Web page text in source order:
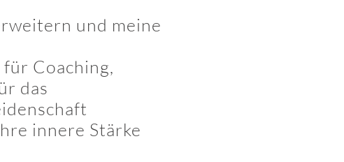
und meine
Coaching,
das
innere Stärke